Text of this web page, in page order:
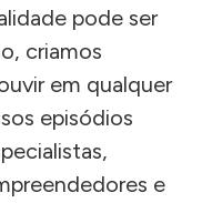
pode ser
criamos
em qualquer
episódios
e